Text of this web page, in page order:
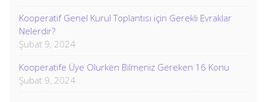
Kooperatif Genel Kurul Toplantısı için Gerekli Evraklar
Nelerdir?
Şubat 9, 2024
Kooperatife Üye Olurken Bilmeniz Gereken 16 Konu
Şubat 9, 2024